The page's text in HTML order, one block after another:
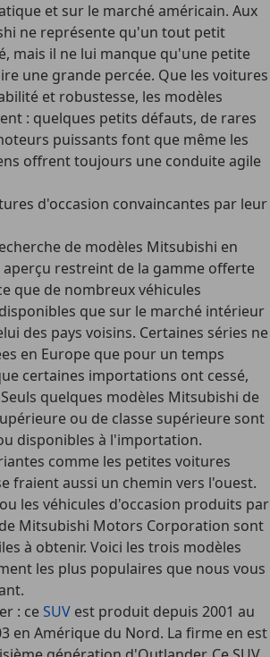
et sur le marché américain. Aux
ne représente qu'un tout petit
mais il ne lui manque qu'une petite
une grande percée. Que les voitures
et robustesse, les modèles
: quelques petits défauts, de rares
puissants font que même les
offrent toujours une conduite agile
d'occasion convaincantes par leur
de modèles Mitsubishi en
restreint de la gamme offerte
que de nombreux véhicules
que sur le marché intérieur
des pays voisins. Certaines séries ne
en Europe que pour un temps
certaines importations ont cessé,
quelques modèles Mitsubishi de
ou de classe supérieure sont
disponibles à l'importation.
comme les petites voitures
fraient aussi un chemin vers l'ouest.
les véhicules d'occasion produits par
Mitsubishi Motors Corporation sont
à obtenir. Voici les trois modèles
les plus populaires que nous vous
: ceSUV est produit depuis 2001 au
en Amérique du Nord. La firme en est